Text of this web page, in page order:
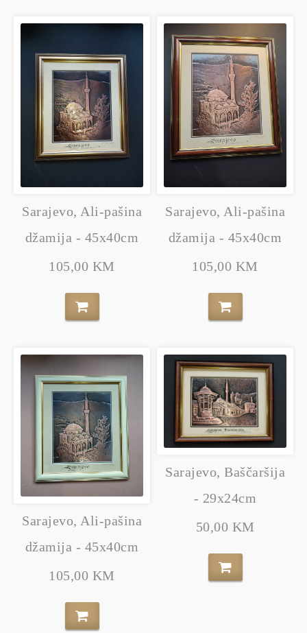
Sarajevo, Ali-pašina
džamija - 45x40cm
105,00 KM
Sarajevo, Ali-pašina
džamija - 45x40cm
105,00 KM
Sarajevo, Ali-pašina
džamija - 45x40cm
105,00 KM
Sarajevo, Baščaršija
- 29x24cm
50,00 KM